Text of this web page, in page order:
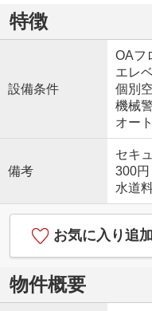
特徴
設備条件
OAフ
エレ
個別
機械
オー
備考
セキ
300円
水道
お気に入り追加
物件概要